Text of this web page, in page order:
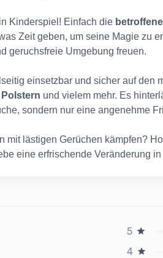
Kinderspiel! Einfach die
Zeit geben, um seine Magie zu
geruchsfreie Umgebung freuen.
einsetzbar und sicher auf den
und vielem mehr. Es
sondern nur eine angenehme
mit lästigen Gerüchen kämpfen?
eine erfrischende Veränderung
5
4